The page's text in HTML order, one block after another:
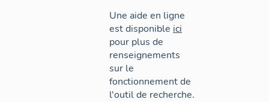
Une aide en ligne
est disponible ici
pour plus de
renseignements
sur le
fonctionnement de
l'outil de recherche.